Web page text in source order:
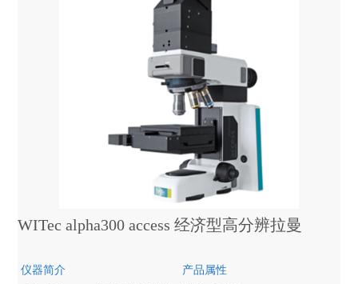
WITec alpha300 access 经济型高分辨拉曼
仪器简介
产品属性